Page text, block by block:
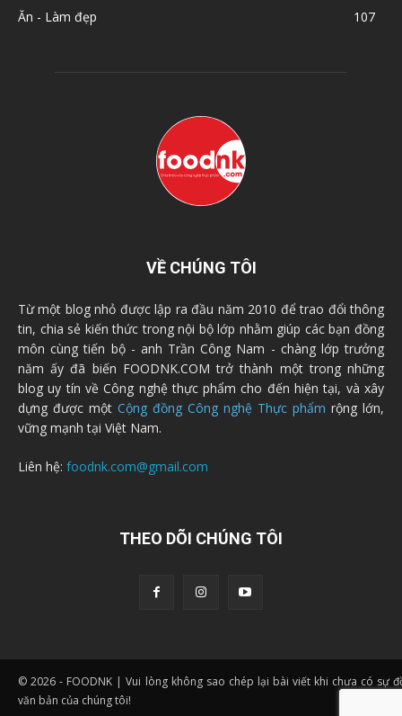
Ăn - Làm đẹp
107
VỀ CHÚNG TÔI
Từ một blog nhỏ được lập ra đầu năm 2010 để trao đổi thông
tin, chia sẻ kiến thức trong nội bộ lớp nhằm giúp các bạn đồng
môn cùng tiến bộ - anh Trần Công Nam - chàng lớp trưởng
năm ấy đã biến FOODNK.COM trở thành một trong những
blog uy tín về Công nghệ thực phẩm cho đến hiện tại, và xây
dựng được một Cộng đồng Công nghệ Thực phẩm rộng lớn,
vững mạnh tại Việt Nam.
Liên hệ: foodnk.com@gmail.com
THEO DÕI CHÚNG TÔI
© 2026 - FOODNK | Vui lòng không sao chép lại bài viết khi chưa có sự
văn bản của chúng tôi!